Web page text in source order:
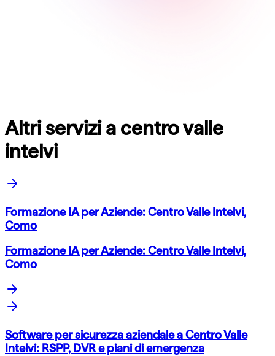
Altri servizi a centro valle
intelvi
Formazione IA per Aziende: Centro Valle Intelvi,
Como
Formazione IA per Aziende: Centro Valle Intelvi,
Como
Software per sicurezza aziendale a Centro Valle
Intelvi: RSPP, DVR e piani di emergenza